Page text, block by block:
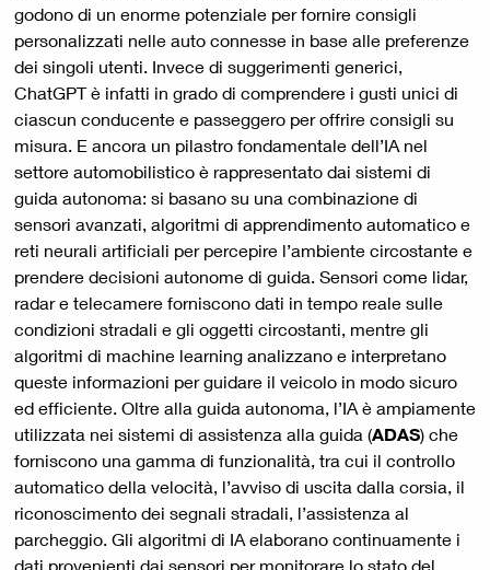
godono di un enorme potenziale per fornire consigli
personalizzati nelle auto connesse in base alle preferenze
dei singoli utenti. Invece di suggerimenti generici,
ChatGPT è infatti in grado di comprendere i gusti unici di
ciascun conducente e passeggero per offrire consigli su
misura. E ancora un pilastro fondamentale dell’IA nel
settore automobilistico è rappresentato dai sistemi di
guida autonoma: si basano su una combinazione di
sensori avanzati, algoritmi di apprendimento automatico e
reti neurali artificiali per percepire l’ambiente circostante e
prendere decisioni autonome di guida. Sensori come lidar,
radar e telecamere forniscono dati in tempo reale sulle
condizioni stradali e gli oggetti circostanti, mentre gli
algoritmi di machine learning analizzano e interpretano
queste informazioni per guidare il veicolo in modo sicuro
ed efficiente. Oltre alla guida autonoma, l’IA è ampiamente
utilizzata nei sistemi di assistenza alla guida (ADAS) che
forniscono una gamma di funzionalità, tra cui il controllo
automatico della velocità, l’avviso di uscita dalla corsia, il
riconoscimento dei segnali stradali, l’assistenza al
parcheggio. Gli algoritmi di IA elaborano continuamente i
dati provenienti dai sensori per monitorare lo stato del